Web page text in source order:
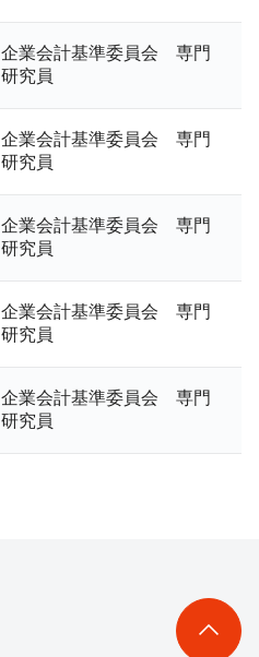
企業会計基準委員会 専門
研究員
企業会計基準委員会 専門
研究員
企業会計基準委員会 専門
研究員
企業会計基準委員会 専門
研究員
企業会計基準委員会 専門
研究員